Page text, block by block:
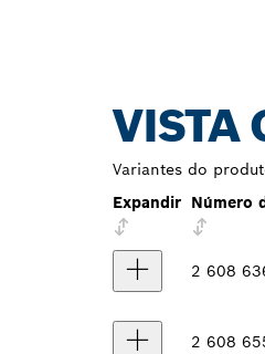
VISTA
Variantes do
Expandir Número
2 608
2 608